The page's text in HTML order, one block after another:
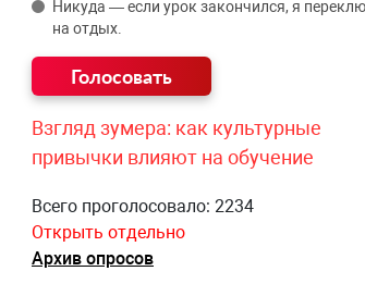
Никуда — если урок закончился, я
на отдых.
Взгляд зумера: как культурные
привычки влияют на обучение
Всего проголосовало: 2234
Открыть отдельно
Архив опросов